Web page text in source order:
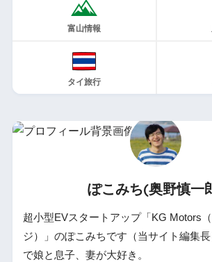
富山情報
タイ旅行
ぽこみち(奥野慎一
超小型EVスタートアップ「KG Motors
ジ）」のぽこみちです（当サイト編集
で娘と息子、妻が大好き。